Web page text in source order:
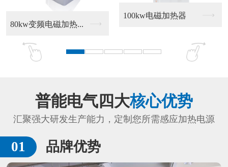
20kw电磁采暖炉
普能电气四大核心优势
汇聚强大研发生产能力，定制您所需感应加热电源
品牌优势